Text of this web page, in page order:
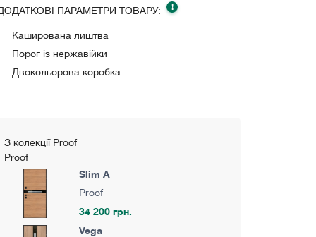
ПАРАМЕТРИ ТОВАРУ: !
Каширована лиштва
Порог із нержавійки
Двокольорова коробка
З колекції Proof
Proof
Slim A
Proof
34 200 грн.
Vega